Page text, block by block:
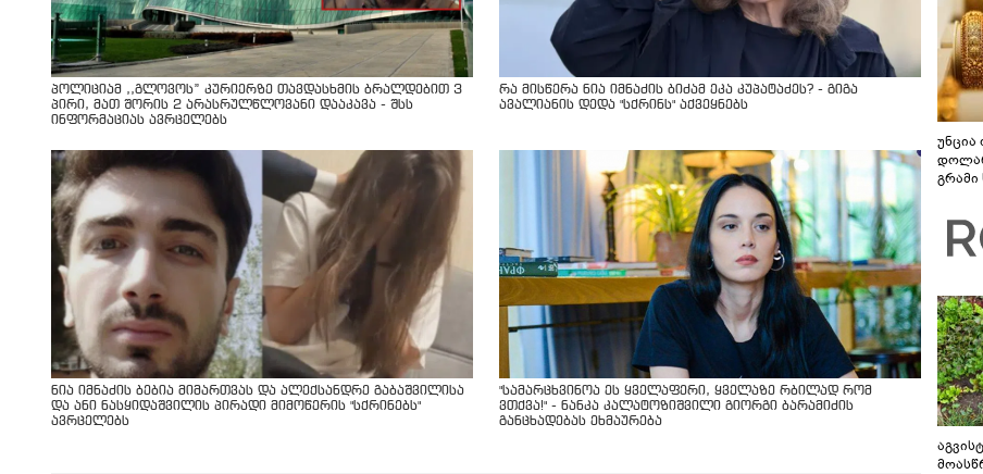
პოლიციამ ,,გლოვოს” კურიერზე თავდასხმის ბრალდებით 3
პირი, მათ შორის 2 არასრულწლოვანი დააკავა - შსს
ინფორმაციას ავრცელებს
რა მისწერა ნია იმნაძის ბიძამ ეკა კუპატაძეს? - გიგა
ავალიანის დედა "სქრინს" აქვეყნებს
ნია იმნაძის ბებია მიმართვას და ალექსანდრე გაბაშვილისა
და ანი ნასყიდაშვილის პირადი მიმოწერის "სქრინებს"
ავრცელებს
"სა­მარ­ცხვი­ნოა ეს ყვე­ლა­ფე­რი, ყვე­ლა­ზე რბი­ლად რომ
ვთქვა!" - ნანკა კალატოზიშვილი გიორგი ბარამიძის
განცხადებას ეხმაურება